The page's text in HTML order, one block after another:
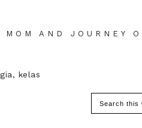
AND JOURNEY
, kelas